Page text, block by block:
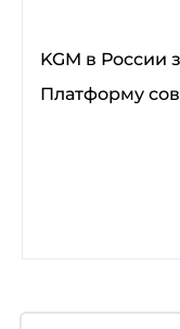
KGM в России
Платформу